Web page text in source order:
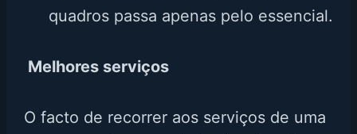
quadros passa apenas pelo essencial.
Melhores serviços
O facto de recorrer aos serviços de uma